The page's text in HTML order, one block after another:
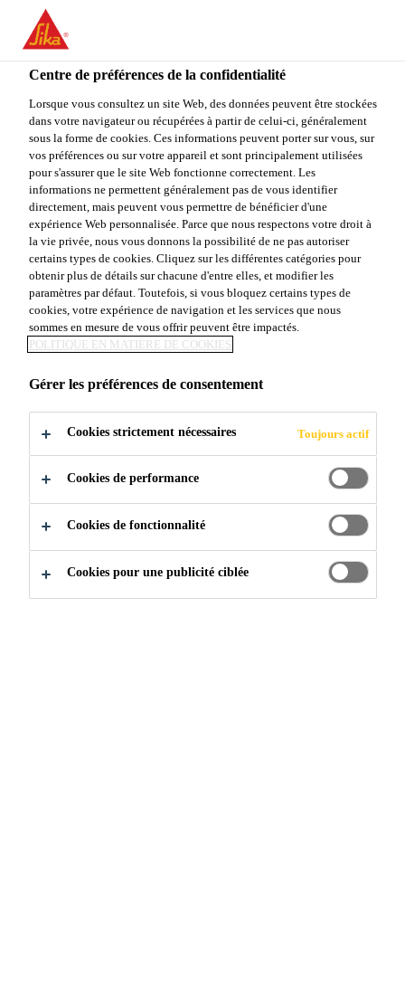
You are accessing "Sika Canada", it seems you are accessing it
from "États-Unis". We have a dedicated website for your country.
TO
SIKA
USA
CANADA WEBSITE
COUNTRY
Sika Canada
ACCESSOIRES
Construction ... Accessoires
Les accessoires Sika sont conçus
pour améliorer la performance des
Centre de préférences de la confidentialité
Lorsque vous consultez un site Web, des données peuvent être stockées
dans votre navigateur ou récupérées à partir de celui-ci, généralement
sous la forme de cookies. Ces informations peuvent porter sur vous, sur
vos préférences ou sur votre appareil et sont principalement utilisées
pour s'assurer que le site Web fonctionne correctement. Les
informations ne permettent généralement pas de vous identifier
directement, mais peuvent vous permettre de bénéficier d'une
expérience Web personnalisée. Parce que nous respectons votre droit à
la vie privée, nous vous donnons la possibilité de ne pas autoriser
certains types de cookies. Cliquez sur les différentes catégories pour
obtenir plus de détails sur chacune d'entre elles, et modifier les
paramètres par défaut. Toutefois, si vous bloquez certains types de
cookies, votre expérience de navigation et les services que nous
sommes en mesure de vous offrir peuvent être impactés.
POLITIQUE EN MATIÈRE DE COOKIES
Gérer les préférences de consentement
Cookies strictement nécessaires Toujours actif
Cookies de performance
Cookies de fonctionnalité
Cookies pour une publicité ciblée